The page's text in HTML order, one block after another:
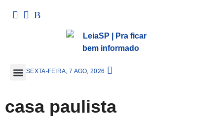
SEXTA-FEIRA, 7 AGO, 2026
casa paulista